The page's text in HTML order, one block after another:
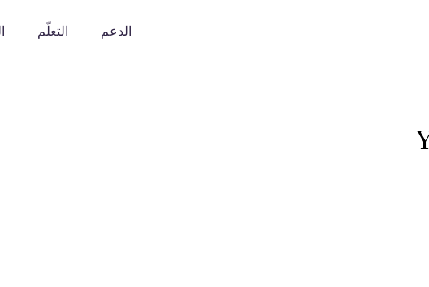
الدعم التعلّم